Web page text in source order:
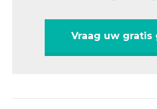
Vraag uw gratis